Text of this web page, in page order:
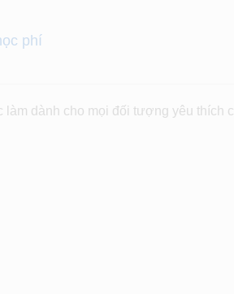
phí
dành cho mọi đối tượng yêu thích